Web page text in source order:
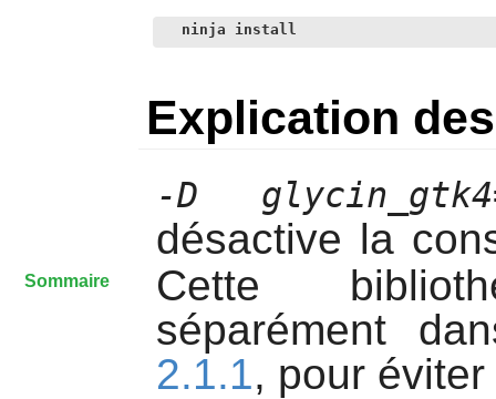
ninja install
Explication
-D
désactive la
Cette
séparément
2.1.1, pour
Sommaire